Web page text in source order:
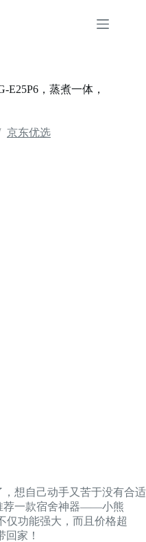
，蒸煮一体，
京东优选
想自己动手又苦于没有合适
荐一款宿舍神器——小熊
仅功能强大，而且价格超
回家！